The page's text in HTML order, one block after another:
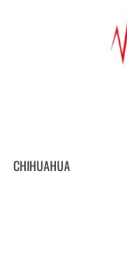
CHIHUAHUA